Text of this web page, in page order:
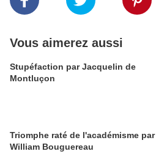
Vous aimerez aussi
Stupéfaction par Jacquelin de
Montluçon
Triomphe raté de l'académisme par
William Bouguereau